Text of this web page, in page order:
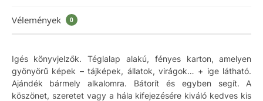
Vélemények 0
Igés könyvjelzők. Téglalap alakú, fényes karton, amelyen
gyönyörű képek – tájképek, állatok, virágok… + ige látható.
Ajándék bármely alkalomra. Bátorít és egyben segít. A
köszönet, szeretet vagy a hála kifejezésére kiváló kedves kis